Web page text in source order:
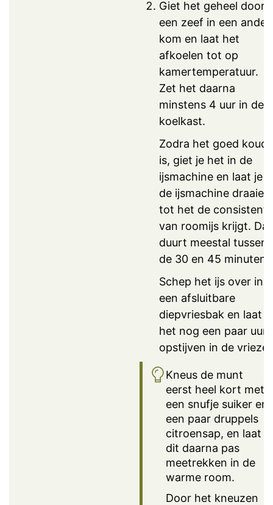
Giet het geheel door
een zeef in een
kom en laat het
afkoelen tot op
kamertemperatuur.
Zet het daarna
minstens 4 uur in de
koelkast.
Zodra het goed koud
is, giet je het in de
ijsmachine en laat je
de ijsmachine draaien
tot het de
van roomijs krijgt. Dat
duurt meestal tussen
de 30 en 45 minuten.
Schep het ijs over in
een afsluitbare
diepvriesbak en laat
het nog een paar uur
opstijven in de
Kneus de munt
eerst heel kort met
een snufje suiker en
een paar druppels
citroensap, en laat
dit daarna pas
meetrekken in de
warme room.
Door het kneuzen